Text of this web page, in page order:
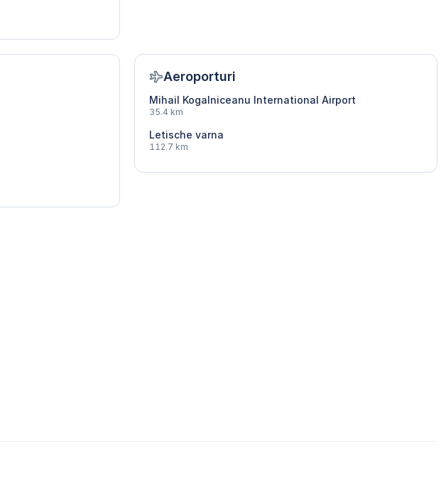
Aeroporturi
Mihail Kogalniceanu International Airport
35.4 km
Letische varna
112.7 km